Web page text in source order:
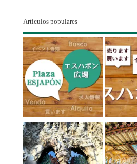
Artículos populares